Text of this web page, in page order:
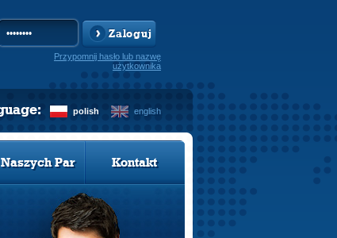
Zaloguj
Przypomnij hasło lub nazwę
użytkownika
polish english
Par Kontakt